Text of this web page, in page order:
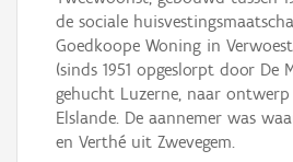
de sociale
Goedkoope Woning in
(sinds 1951 opgeslorpt door De
gehucht Luzerne, naar ontwerp
Elslande. De aannemer was
en Verthé uit Zwevegem.